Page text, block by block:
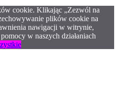
cookie. Klikając „Zezwól na
plików cookie na
nawigacji w witrynie,
w naszych działaniach